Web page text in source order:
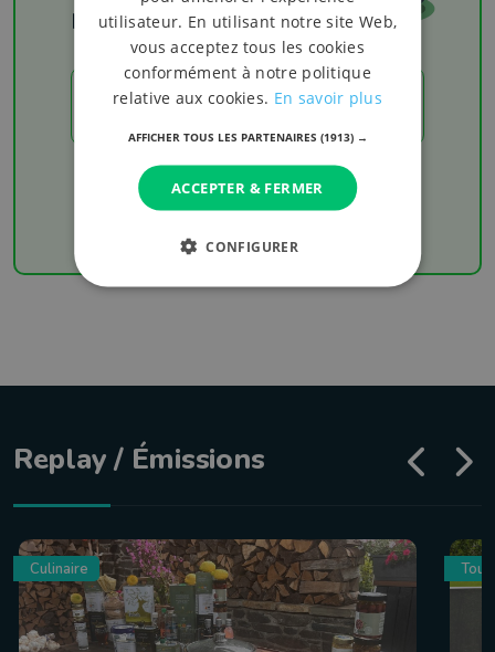
Les résultats
LES RÉSULTATS
Chaque week-end retrouvez les derniers
résultats de votre équipe favorite
Replay / Émissions
Culinaire
utilisateur. En utilisant notre site Web,
vous acceptez tous les cookies
conformément à notre politique
relative aux cookies. En savoir plus
AFFICHER TOUS LES PARTENAIRES (1913) →
ACCEPTER & FERMER
CONFIGURER